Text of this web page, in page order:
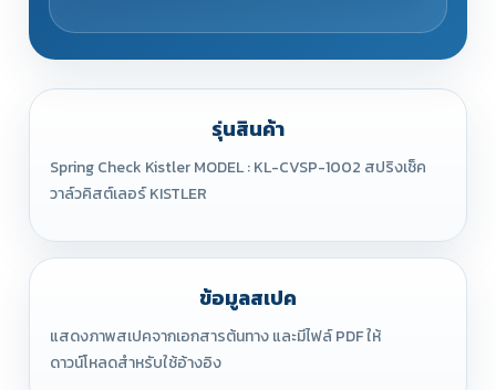
รุ่นสินค้า
Spring Check Kistler MODEL : KL-CVSP-1002 สปริงเช็ค
วาล์วคิสต์เลอร์ KISTLER
ข้อมูลสเปค
แสดงภาพสเปคจากเอกสารต้นทาง และมีไฟล์ PDF ให้
ดาวน์โหลดสำหรับใช้อ้างอิง